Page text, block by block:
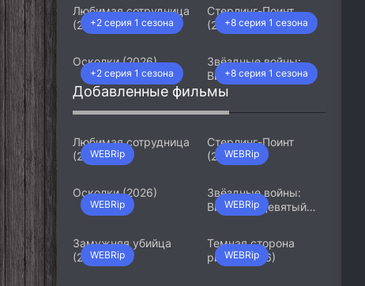
+2 серия 1 сезона
Любимая сотрудница
(2026)
+8 серия 1 сезона
Стерлинг-Поинт
(2026)
+2 серия 1 сезона
Осколки (2026)
+8 серия 1 сезона
Звёздные войны:
Видения. Девятый
джедай (2026)
Добавленные фильмы
WEBRip
Любимая сотрудница
(2026)
WEBRip
Стерлинг-Поинт
(2026)
WEBRip
Осколки (2026)
WEBRip
Звёздные войны:
Видения. Девятый
WEBRip
Замужняя убийца
(2026)
WEBRip
Темная сторона
ринга (2026)